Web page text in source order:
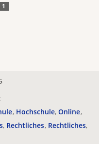
1
Hochschule Online
Rechtliches Rechtliches